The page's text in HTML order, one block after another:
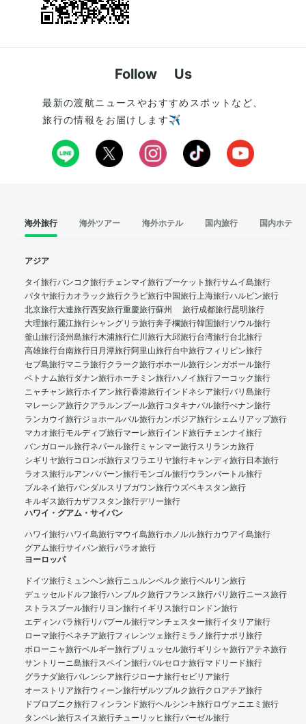
Follow Us
最新の渡航ニュースやおすすめスポットなど、
旅行の情報をお届けします✈️
海外旅行 海外ツアー 海外ホテル 国内旅行 国内ホテル
アジア
タイ旅行バンコク旅行チェンマイ旅行プーケット旅行サムイ島旅行
パタヤ旅行カオラック旅行クラビ旅行中国旅行上海旅行ハルビン旅行
北京旅行大連旅行西安旅行重慶旅行蘇州 旅行成都旅行昆明旅行
大理旅行麗江旅行シャングリラ旅行奔子欄旅行韓国旅行ソウル旅行
釜山旅行済州島旅行木浦旅行仁川旅行大邱旅行台湾旅行台北旅行
高雄旅行台南旅行日月潭旅行阿里山旅行台中旅行フィリピン旅行
セブ島旅行マニラ旅行クラーク旅行ボホール旅行シンガポール旅行
ベトナム旅行ダナン旅行ホーチミン旅行ハノイ旅行フーコック旅行
ニャチャン旅行ホイアン旅行香港旅行インドネシア旅行バリ島旅行
マレーシア旅行クアラルンプール旅行コタキナバル旅行ぺナン旅行
ランカウイ旅行ジョホールバル旅行カンボジア旅行シェムリアップ旅行
マカオ旅行モルディブ旅行マーレ旅行インド旅行チェンナイ旅行
バンガロール旅行ネパール旅行 ミャンマー旅行スリランカ旅行
シギリヤ旅行コロンボ旅行ヌワラエリヤ旅行キャンディ旅行日本旅行
ラオス旅行ルアンパバーン旅行モンゴル旅行ウランバートル旅行
ブルネイ旅行バンダルスリブガワン旅行ウズベキスタン旅行
キルギス旅行カザフスタン旅行デリー旅行
ハワイ・グアム・サイパン
ハワイ旅行ハワイ島旅行マウイ島旅行ホノルル旅行カウアイ島旅行
グアム旅行サイパン旅行パラオ旅行
ヨーロッパ
ドイツ旅行 ミュンヘン旅行ニュルンベルク旅行ベルリン旅行
デュッセルドルフ旅行ハンブルク旅行フランス旅行パリ旅行ニース旅行
ストラスブール旅行リヨン旅行イギリス旅行ロンドン旅行
エディンバラ旅行リバプール旅行マンチェスター旅行イタリア旅行
ローマ旅行ベネチア旅行フィレンツェ旅行 ミラノ旅行ナポリ旅行
ボローニャ旅行ベルギー旅行ブリュッセル旅行ギリシャ旅行アテネ旅行
サントリーニ島旅行スペイン旅行バルセロナ旅行マドリード旅行
グラナダ旅行バレンシア旅行ジローナ旅行セビリア旅行
オーストリア旅行ウィーン旅行ザルツブルク旅行クロアチア旅行
ドブロブニク旅行フィンランド旅行ヘルシンキ旅行ロヴァニエミ旅行
タンペレ旅行スイス旅行チューリッヒ旅行バーゼル旅行